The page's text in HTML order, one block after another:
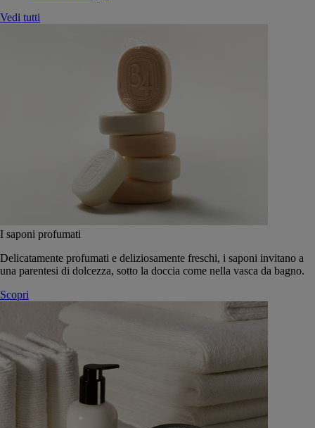
Vedi tutti
I saponi profumati
Delicatamente profumati e deliziosamente freschi, i saponi invitano a
una parentesi di dolcezza, sotto la doccia come nella vasca da bagno.
Scopri